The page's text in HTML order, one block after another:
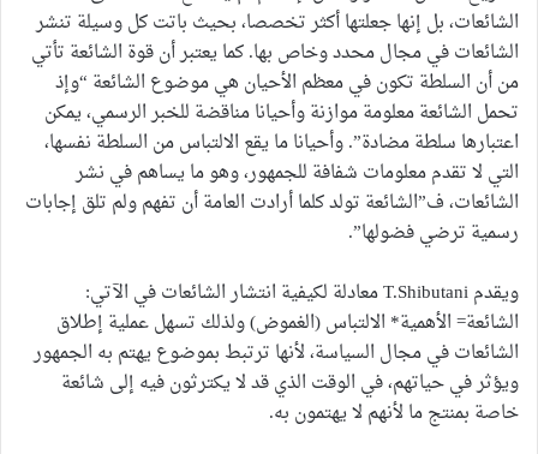
الشائعات، بل إنها جعلتها أكثر تخصصا، بحيث باتت كل وسيلة تنشر
الشائعات في مجال محدد وخاص بها. كما يعتبر أن قوة الشائعة تأتي
من أن السلطة تكون في معظم الأحيان هي موضوع الشائعة “وإذ
تحمل الشائعة معلومة موازنة وأحيانا مناقضة للخبر الرسمي، يمكن
اعتبارها سلطة مضادة”. وأحيانا ما يقع الالتباس من السلطة نفسها،
التي لا تقدم معلومات شفافة للجمهور، وهو ما يساهم في نشر
الشائعات، ف”الشائعة تولد كلما أرادت العامة أن تفهم ولم تلق إجابات
رسمية ترضي فضولها”.
ويقدم T.Shibutani معادلة لكيفية انتشار الشائعات في الآتي:
الشائعة= الأهمية* الالتباس (الغموض) ولذلك تسهل عملية إطلاق
الشائعات في مجال السياسة، لأنها ترتبط بموضوع يهتم به الجمهور
ويؤثر في حياتهم، في الوقت الذي قد لا يكترثون فيه إلى شائعة
خاصة بمنتج ما لأنهم لا يهتمون به.